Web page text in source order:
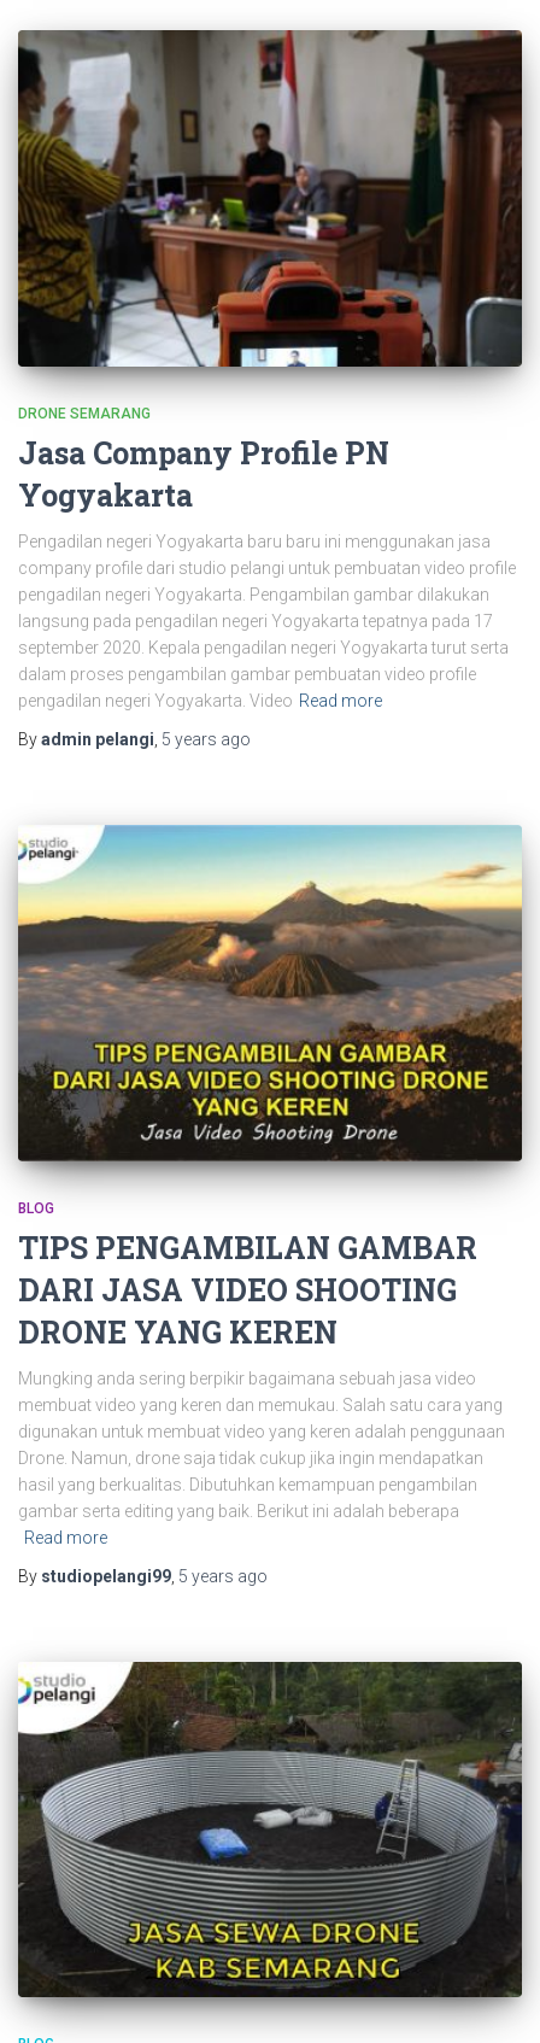
DRONE SEMARANG
Jasa Company Profile PN
Yogyakarta
Pengadilan negeri Yogyakarta baru baru ini menggunakan jasa
company profile dari studio pelangi untuk pembuatan video profile
pengadilan negeri Yogyakarta. Pengambilan gambar dilakukan
langsung pada pengadilan negeri Yogyakarta tepatnya pada 17
september 2020. Kepala pengadilan negeri Yogyakarta turut serta
dalam proses pengambilan gambar pembuatan video profile
pengadilan negeri Yogyakarta. Video Read more
Byadmin pelangi 5 years ago
BLOG
TIPS PENGAMBILAN GAMBAR
DARI JASA VIDEO SHOOTING
DRONE YANG KEREN
Mungking anda sering berpikir bagaimana sebuah jasa video
membuat video yang keren dan memukau. Salah satu cara yang
digunakan untuk membuat video yang keren adalah penggunaan
Drone. Namun, drone saja tidak cukup jika ingin mendapatkan
hasil yang berkualitas. Dibutuhkan kemampuan pengambilan
gambar serta editing yang baik. Berikut ini adalah beberapa
Read more
By studiopelangi99 5 years ago